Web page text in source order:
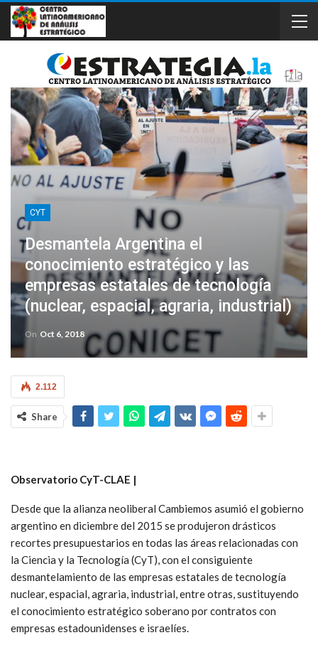
CYT
Desmantela Argentina el
conocimiento estratégico y las
empresas estatales de tecnología
(nuclear, espacial, agraria, industrial)
On Oct 6, 2018
2.112
Share
Observatorio CyT-CLAE |
Desde que la alianza neoliberal Cambiemos asumió el gobierno
argentino en diciembre del 2015 se produjeron drásticos
recortes presupuestarios en todas las áreas relacionadas con
la Ciencia y la Tecnología (CyT), con el consiguiente
desmantelamiento de las empresas estatales de tecnología
nuclear, espacial, agraria, industrial, entre otras, sustituyendo
el conocimiento estratégico soberano por contratos con
empresas estadounidenses e israelíes.